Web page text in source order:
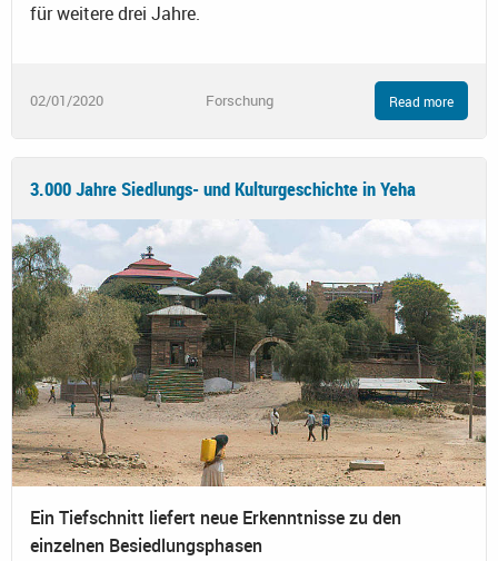
für weitere drei Jahre.
02/01/2020 Forschung Read more
3.000 Jahre Siedlungs- und Kulturgeschichte in Yeha
Ein Tiefschnitt liefert neue Erkenntnisse zu den
einzelnen Besiedlungsphasen